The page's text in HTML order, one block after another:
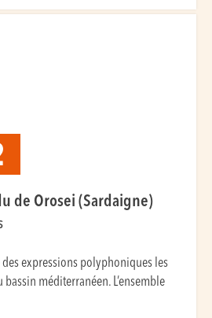
de Orosei (Sardaigne)
des expressions polyphoniques les
méditerranéen. L’ensemble